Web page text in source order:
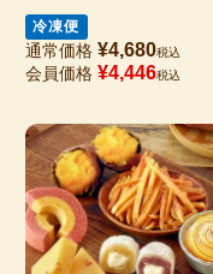
冷凍便
通常価格 ¥4,680税込
会員価格 ¥4,446税込